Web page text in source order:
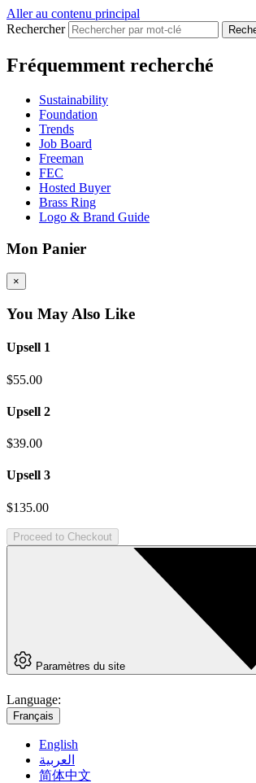
Aller au contenu principal
Rechercher
Fréquemment recherché
Sustainability
Foundation
Trends
Job Board
Freeman
FEC
Hosted Buyer
Brass Ring
Logo & Brand Guide
Mon Panier
×
You May Also Like
Upsell 1
$55.00
Upsell 2
$39.00
Upsell 3
$135.00
Proceed to Checkout
Paramètres du site
Language:
Français
English
العربية
简体中文